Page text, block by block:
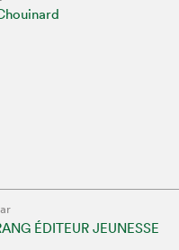
ÉDITEUR JEUNESSE